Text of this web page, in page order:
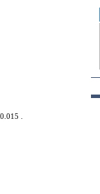
0.015 .